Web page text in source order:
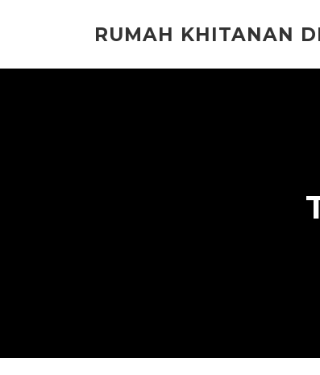
RUMAH KHITANAN